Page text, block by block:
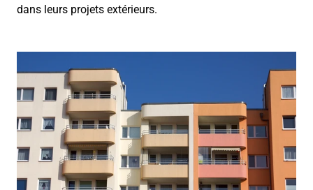
dans leurs projets extérieurs.